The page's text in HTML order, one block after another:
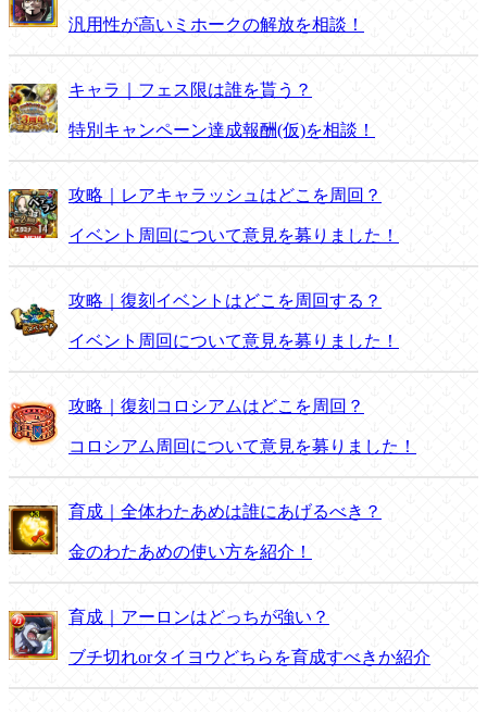
汎用性が高いミホークの解放を相談！
キャラ｜フェス限は誰を貰う？
特別キャンペーン達成報酬(仮)を相談！
攻略｜レアキャラッシュはどこを周回？
イベント周回について意見を募りました！
攻略｜復刻イベントはどこを周回する？
イベント周回について意見を募りました！
攻略｜復刻コロシアムはどこを周回？
コロシアム周回について意見を募りました！
育成｜全体わたあめは誰にあげるべき？
金のわたあめの使い方を紹介！
育成｜アーロンはどっちが強い？
ブチ切れorタイヨウどちらを育成すべきか紹介